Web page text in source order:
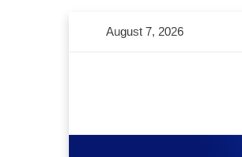
August 7, 2026